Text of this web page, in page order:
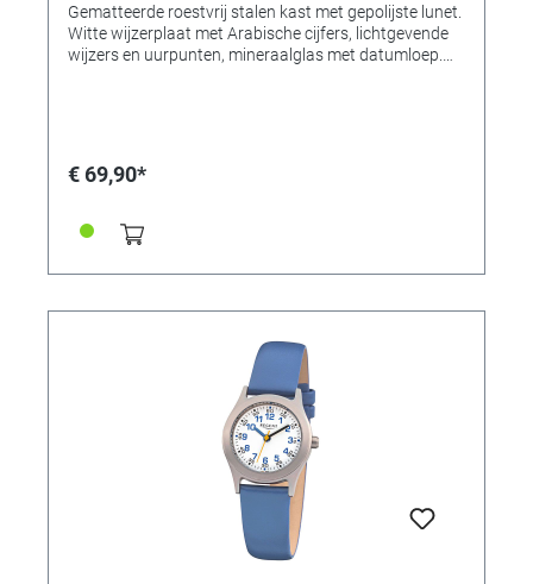
Gematteerde roestvrij stalen kast met gepolijste lunet.
Witte wijzerplaat met Arabische cijfers, lichtgevende
wijzers en uurpunten, mineraalglas met datumloep.
€ 69,90*